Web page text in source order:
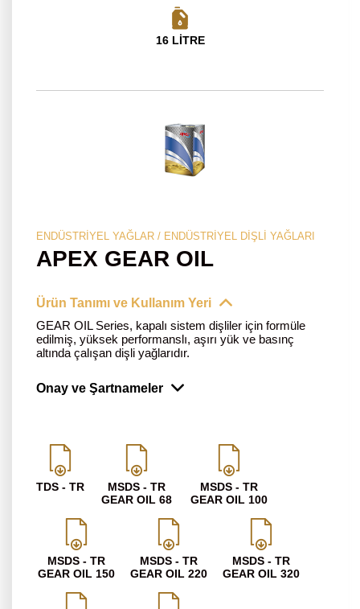
ENDÜSTRIYEL YAĞLAR / ENDÜSTRIYEL DIŞLI YAĞLARI
APEX GEAR OIL
Ürün Tanımı ve Kullanım Yeri
GEAR OIL Series, kapalı sistem dişliler için formüle
edilmiş, yüksek performanslı, aşırı yük ve basınç
altında çalışan dişli yağlarıdır.
Onay ve Şartnameler
TDS - TR
MSDS - TR
GEAR OIL 68
MSDS - TR
GEAR OIL 100
MSDS - TR
GEAR OIL 150
MSDS - TR
GEAR OIL 220
MSDS - TR
GEAR OIL 320
16 LİTRE